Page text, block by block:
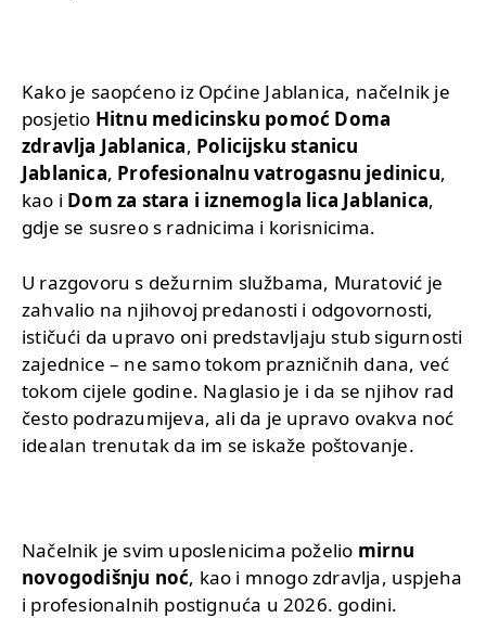
Kako je saopćeno iz Općine Jablanica, načelnik je
posjetio Hitnu medicinsku pomoć Doma
zdravlja Jablanica, Policijsku stanicu
Jablanica, Profesionalnu vatrogasnu jedinicu,
kao i Dom za stara i iznemogla lica Jablanica,
gdje se susreo s radnicima i korisnicima.
U razgovoru s dežurnim službama, Muratović je
zahvalio na njihovoj predanosti i odgovornosti,
ističući da upravo oni predstavljaju stub sigurnosti
zajednice – ne samo tokom prazničnih dana, već
tokom cijele godine. Naglasio je i da se njihov rad
često podrazumijeva, ali da je upravo ovakva noć
idealan trenutak da im se iskaže poštovanje.
Načelnik je svim uposlenicima poželio mirnu
novogodišnju noć, kao i mnogo zdravlja, uspjeha
i profesionalnih postignuća u 2026. godini.